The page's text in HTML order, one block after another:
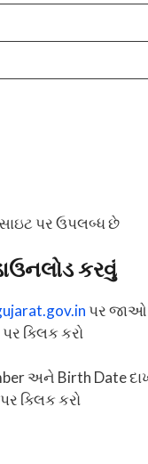
પર ઉપલબ્ધ છે
કરવું
પર જાઓ
ક્લિક કરો
અને Birth Date
ક્લિક કરો